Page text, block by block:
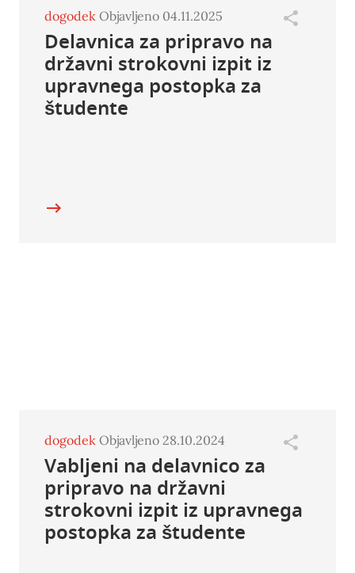
dogodek Objavljeno 04.11.2025
Delavnica za pripravo na
državni strokovni izpit iz
upravnega postopka za
študente
dogodek Objavljeno 28.10.2024
Vabljeni na delavnico za
pripravo na državni
strokovni izpit iz upravnega
postopka za študente